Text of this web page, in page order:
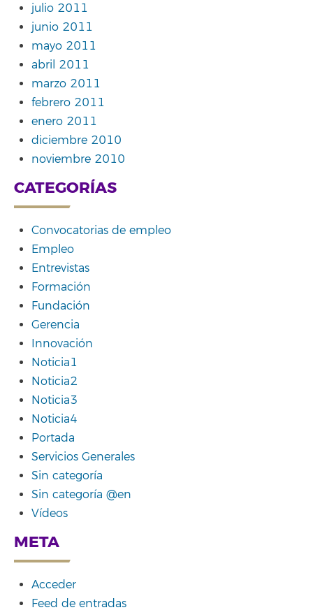
julio 2011
junio 2011
mayo 2011
abril 2011
marzo 2011
febrero 2011
enero 2011
diciembre 2010
noviembre 2010
CATEGORÍAS
Convocatorias de empleo
Empleo
Entrevistas
Formación
Fundación
Gerencia
Innovación
Noticia1
Noticia2
Noticia3
Noticia4
Portada
Servicios Generales
Sin categoría
Sin categoría @en
Vídeos
META
Acceder
Feed de entradas